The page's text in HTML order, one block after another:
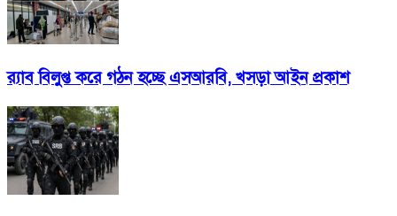
র‍্যাব বিলুপ্ত করে গঠন হচ্ছে এসআরবি, খসড়া আইন প্রকাশ